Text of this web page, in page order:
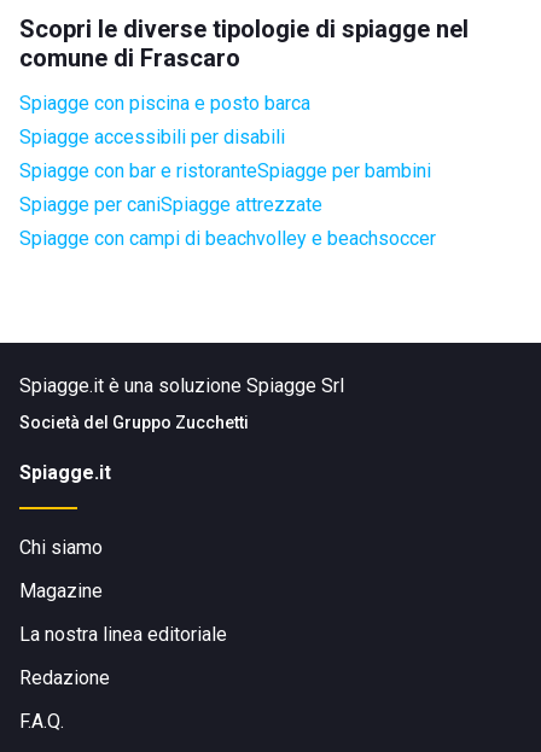
Scopri le diverse tipologie di spiagge nel
comune di Frascaro
Spiagge con piscina e posto barca
Spiagge accessibili per disabili
Spiagge con bar e ristoranteSpiagge per bambini
Spiagge per caniSpiagge attrezzate
Spiagge con campi di beachvolley e beachsoccer
Spiagge.it è una soluzione Spiagge Srl
Società del Gruppo Zucchetti
Spiagge.it
Chi siamo
Magazine
La nostra linea editoriale
Redazione
F.A.Q.